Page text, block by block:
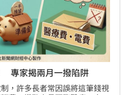
專家揭兩月一撥陷阱
，許多長者常因誤將這筆錢視